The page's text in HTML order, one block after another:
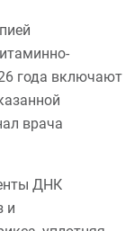
года включают
врача
ДНК
и